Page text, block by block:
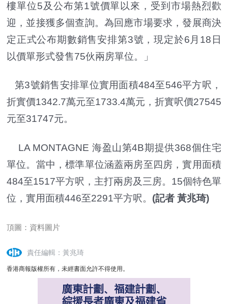
樓單位5及公布第1號價單以來，受到市場熱烈歡
迎，並接獲多個查詢。為回應市場要求，發展商決
定正式公布期數銷售安排第3號，現定於6月18日
以價單形式發售75伙兩房單位。」
第3號銷售安排單位實用面積484至546平方呎，
折實價1342.7萬元至1733.4萬元，折實呎價27545
元至31747元。
LA MONTAGNE 海盈山第4B期提供368個住宅
單位。當中，標準單位涵蓋兩房至四房，實用面積
484至1517平方呎，主打兩房及三房。15個特色單
位，實用面積446至2291平方呎。 (記者 黃兆琦)
頂圖：資料圖片
責任編輯：黃兆琦
香港商報版權所有，未經書面允許不得使用。